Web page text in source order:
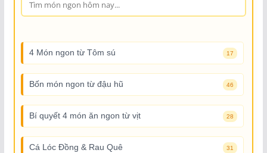
4 Món ngon từ Tôm sú 17
Bốn món ngon từ đậu hũ 46
Bí quyết 4 món ăn ngon từ vịt 28
Cá Lóc Đồng & Rau Quê 31